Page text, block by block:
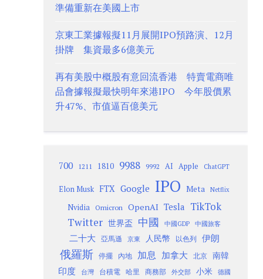
準備重新在美國上市
京東工業據報擬11月展開IPO預路演、12月
掛牌 集資最多6億美元
再有美股中概股有意回流香港 特賣電商唯
品會據報擬最快明年來港IPO 今年股價累
升47%、市值逼百億美元
700 1211 1810 9988 9992 AI Apple ChatGPT
Elon Musk FTX Google IPO Meta Netflix
Nvidia Omicron OpenAI Tesla TikTok
Twitter 世界盃 中國 中國GDP 中國旅客
二十大 亞馬遜 京東 人民幣 以色列 伊朗
俄羅斯 停擺 內地 加息 加拿大 北京
南韓
印度
台灣 台積電 哈里 商務部 外交部 小米 德國